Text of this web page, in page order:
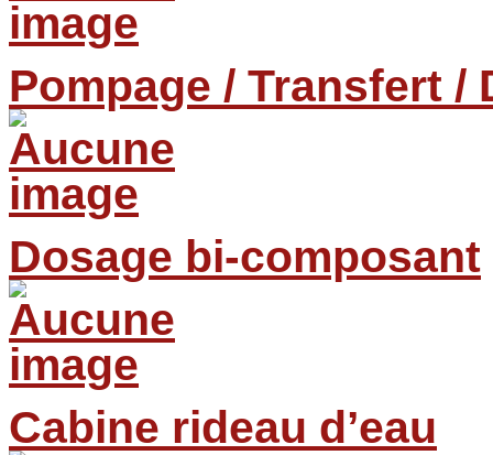
Pompage / Transfert /
Dosage bi-composant
Cabine rideau d’eau